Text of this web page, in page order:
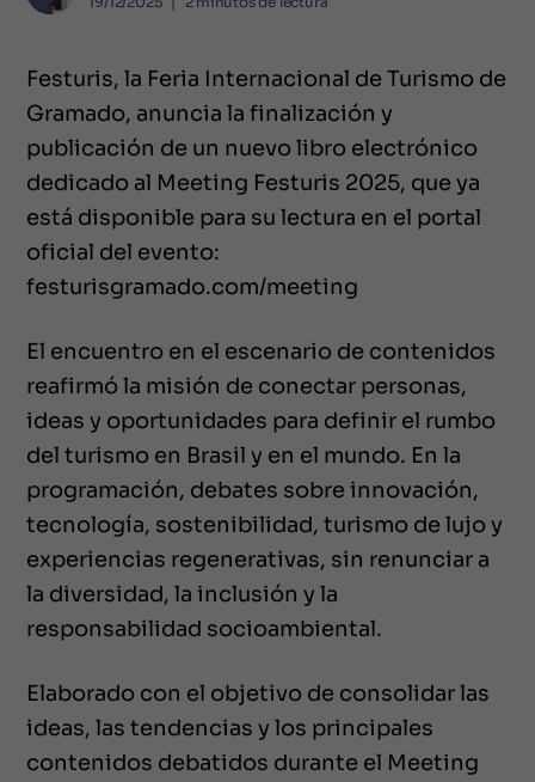
Festuris, la Feria Internacional de Turismo de
Gramado, anuncia la finalización y
publicación de un nuevo libro electrónico
dedicado al Meeting Festuris 2025, que ya
está disponible para su lectura en el portal
oficial del evento:
festurisgramado.com/meeting
El encuentro en el escenario de contenidos
reafirmó la misión de conectar personas,
ideas y oportunidades para definir el rumbo
del turismo en Brasil y en el mundo. En la
programación, debates sobre innovación,
tecnología, sostenibilidad, turismo de lujo y
experiencias regenerativas, sin renunciar a
la diversidad, la inclusión y la
responsabilidad socioambiental.
Elaborado con el objetivo de consolidar las
ideas, las tendencias y los principales
contenidos debatidos durante el Meeting